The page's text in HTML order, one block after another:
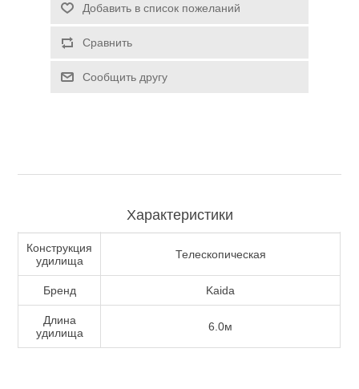
Одежда/Обувь
Добавить в список пожеланий
Сравнить
Сообщить другу
Характеристики
Конструкция
удилища
Телескопическая
Бренд Kaida
Длина
удилища
6.0м